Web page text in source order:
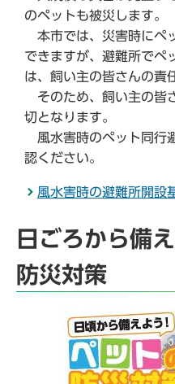
のペットも被災します。
本市では、災害時にペ
できますが、避難所でペ
は、飼い主の皆さんの責
そのため、飼い主の皆
切となります。
風水害時のペット同行
認ください。
風水害時の避難所開設
日ごろから備
防災対策